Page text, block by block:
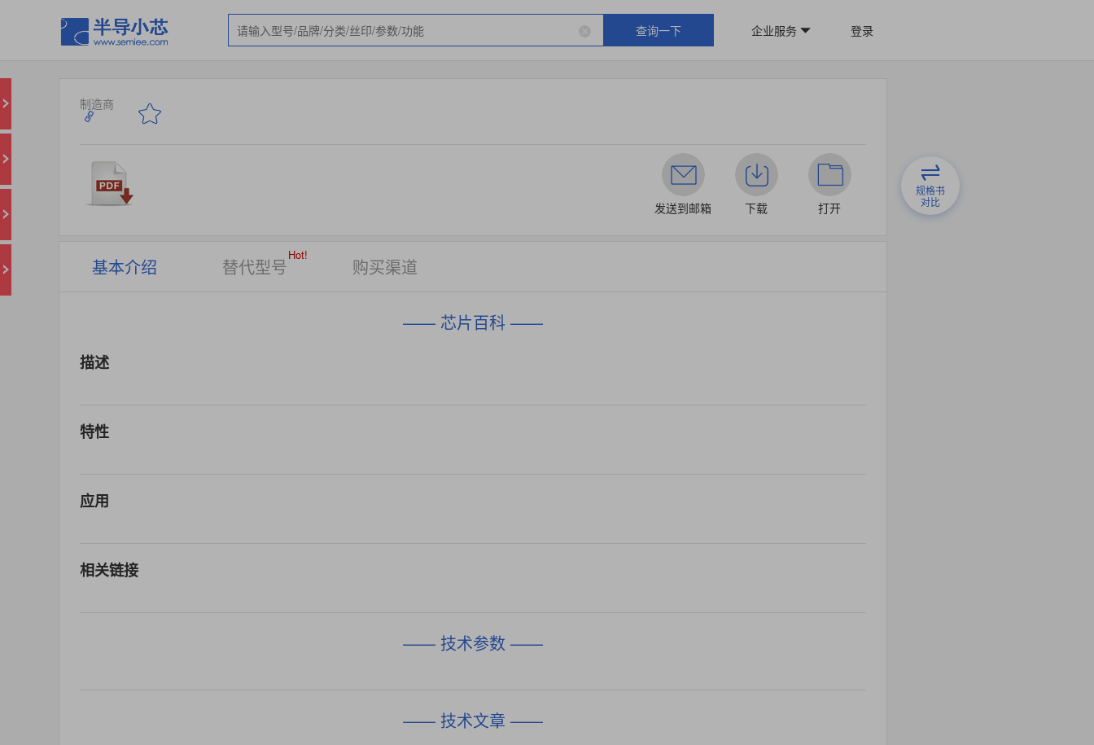
查询一下 企业服务 登录
制造商
发送到邮箱 下载 打开
规格书
对比
基本介绍 替代型号
Hot!
购买渠道
—— 芯片百科 ——
描述
特性
应用
相关链接
—— 技术参数 ——
—— 技术文章 ——